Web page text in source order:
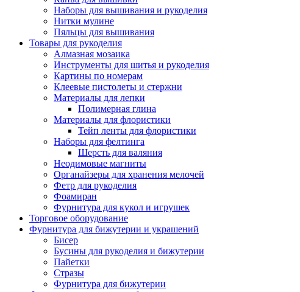
Наборы для вышивания и рукоделия
Нитки мулине
Пяльцы для вышивания
Товары для рукоделия
Алмазная мозаика
Инструменты для шитья и рукоделия
Картины по номерам
Клеевые пистолеты и стержни
Материалы для лепки
Полимерная глина
Материалы для флористики
Тейп ленты для флористики
Наборы для фелтинга
Шерсть для валяния
Неодимовые магниты
Органайзеры для хранения мелочей
Фетр для рукоделия
Фоамиран
Фурнитура для кукол и игрушек
Торговое оборудование
Фурнитура для бижутерии и украшений
Бисер
Бусины для рукоделия и бижутерии
Пайетки
Стразы
Фурнитура для бижутерии